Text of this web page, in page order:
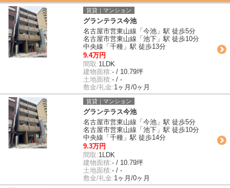
賃貸｜マンション
グランテラス今池
名古屋市営東山線「今池」駅 徒歩5分
名古屋市営東山線「池下」駅 徒歩10分
中央線「千種」駅 徒歩13分
9.4万円
間取:1LDK
建物面積:- / 10.79坪
土地面積:- / -
敷金/礼金:1ヶ月/0ヶ月
賃貸｜マンション
グランテラス今池
名古屋市営東山線「今池」駅 徒歩5分
名古屋市営東山線「池下」駅 徒歩10分
中央線「千種」駅 徒歩14分
9.3万円
間取:1LDK
建物面積:- / 10.79坪
土地面積:- / -
敷金/礼金:1ヶ月/0ヶ月